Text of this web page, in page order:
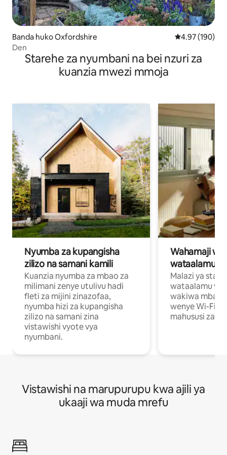
Banda huko Oxfordshire Ukadiriaji wa
4.97 (190)
Den
Starehe za nyumbani na bei nzuri za
kuanzia mwezi mmoja
Nyumba za kupangisha
zilizo na samani kamili
Kuanzia nyumba za mbao za
milimani zenye utulivu hadi
fleti za mijini zinazofaa,
nyumba hizi za kupangisha
zilizo na samani zina
vistawishi vyote vya
nyumbani.
Wahamaji
wataalamu
Malazi ya
wataalamu
wakiwa mbali
wenye Wi-Fi
mahususi za
Vistawishi na marupurupu kwa ajili ya
ukaaji wa muda mrefu